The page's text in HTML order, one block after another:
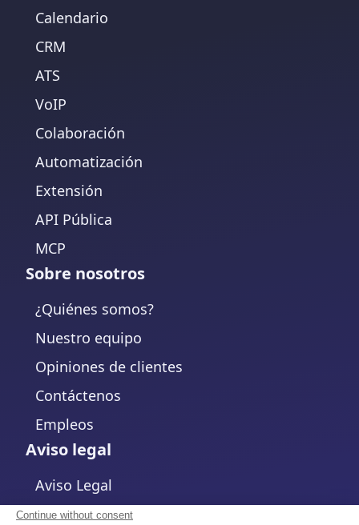
Continue without consent
Calendario
CRM
ATS
VoIP
Colaboración
Automatización
Extensión
API Pública
MCP
Sobre nosotros
¿Quiénes somos?
Nuestro equipo
Opiniones de clientes
Contáctenos
Empleos
Aviso legal
Aviso Legal
Política de Privacidad